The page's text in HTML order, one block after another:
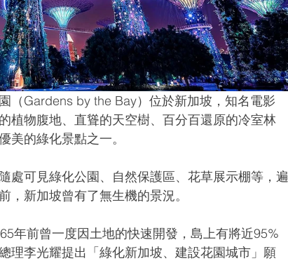
（Gardens by the Bay）位於新加坡，知名電影
植物腹地、直聳的天空樹、百分百還原的冷室林
美的綠化景點之一。
處可見綠化公園、自然保護區、花草展示棚等，遍
新加坡曾有了無生機的景況。
年前曾一度因土地的快速開發，島上有將近95%
理李光耀提出「綠化新加坡、建設花園城市」願